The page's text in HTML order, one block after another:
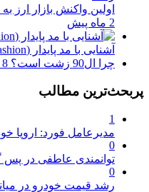
اولین واکنش بازار ارز
2 ماه پیش
آشنایی با مد پایدار (Sustainable Fashion)
چرا ال90 زشت است؟
8 ماه پیش
پربحث‌ترین مطالب
1
مدیرعامل فورد: اروپا
0
توانمندی عاطفی در پس
0
رشد قیمت خودرو در